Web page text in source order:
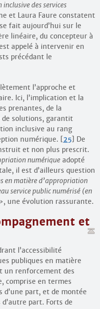
des services
et Laura Faure constatent
fait aujourd’hui sur le
linéaire, du concepteur à
appelé à intervenir en
précédant le
l’approche et
Ici, l’implication et la
prenantes, de la
solutions, garantit
inclusive au rang
numérique.
25]
De
et non plus prescrit.
numériqueadopté
il est d’ailleurs question
en matière d’appropriation
service public numérisé (en
, une évolution rassurante.
et
l’accessibilité
publiques en matière
un renforcement des
comprise en termes
d’une part, et de montée
part. Forts de